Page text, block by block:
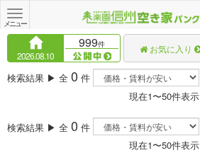
Toggle
navigation
メニュー
2026.08.10
999件 お気に入り
検索結果 ▶ 全 0 件
現在1〜50件表示
検索結果 ▶ 全 0 件
現在1〜50件表示